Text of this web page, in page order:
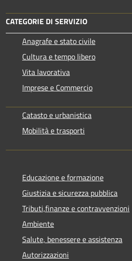
CATEGORIE DI SERVIZIO
Anagrafe e stato civile
Cultura e tempo libero
Vita lavorativa
Imprese e Commercio
Catasto e urbanistica
Mobilità e trasporti
Educazione e formazione
Giustizia e sicurezza pubblica
Tributi,finanze e contravvenzioni
Ambiente
Salute, benessere e assistenza
Autorizzazioni